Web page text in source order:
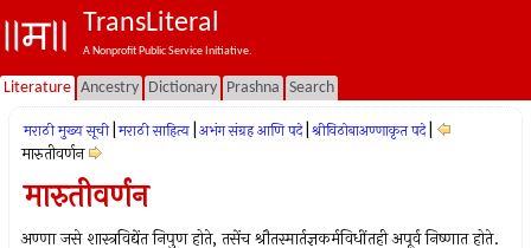
TransLiteral
A Nonprofit Public Service Initiative.
Literature Ancestry Dictionary Prashna Search
मराठी मुख्य सूची मराठी साहित्य अभंग संग्रह आणि पदे श्रीविठोबाअण्णाकृत पदे
मारुतीवर्णन
मारुतीवर्णन
अण्णा जसे शास्त्रविद्येंत निपुण होते, तसेंच श्रौतस्मार्तज्ञकर्मविधींतही अपूर्व निष्णात होते.